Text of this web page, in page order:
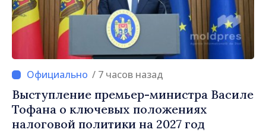
/ 7 часов назад
Выступление премьер-министра Василе
Тофана о ключевых положениях
налоговой политики на 2027 год